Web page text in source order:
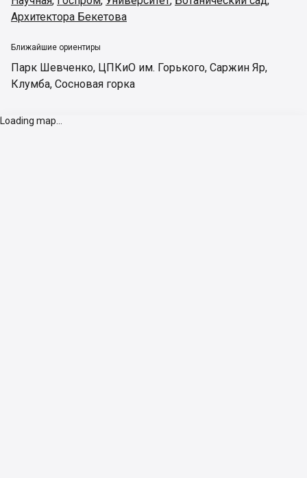
Архитектора Бекетова
Ближайшие ориентиры
Парк Шевченко, ЦПКиО им. Горького, Саржин Яр,
Клумба, Сосновая горка
Loading map...